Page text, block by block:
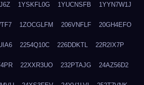
1YSKFL0G 1YUCNSFB 1YYN7W1J
1ZOCGLFM 206VNFLF 20GH4EFO
2254Q10C 226DDKTL 22R2IX7P
22XXR3UO 232PTAJG 24AZ56D2